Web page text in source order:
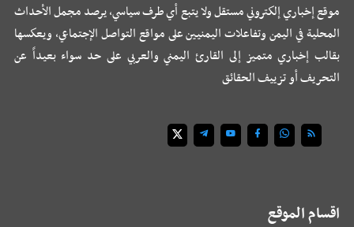
موقع إخباري إلكتروني مستقل ولا يتبع أي طرف سياسي، يرصد مجمل الأحداث
المحلية في اليمن وتفاعلات اليمنيين على مواقع التواصل الإجتماعي، ويعكسها
بقالب إخباري متميز إلى القارئ اليمني والعربي على حد سواء بعيداً عن
التحريف أو تزييف الحقائق
اقسام الموقع